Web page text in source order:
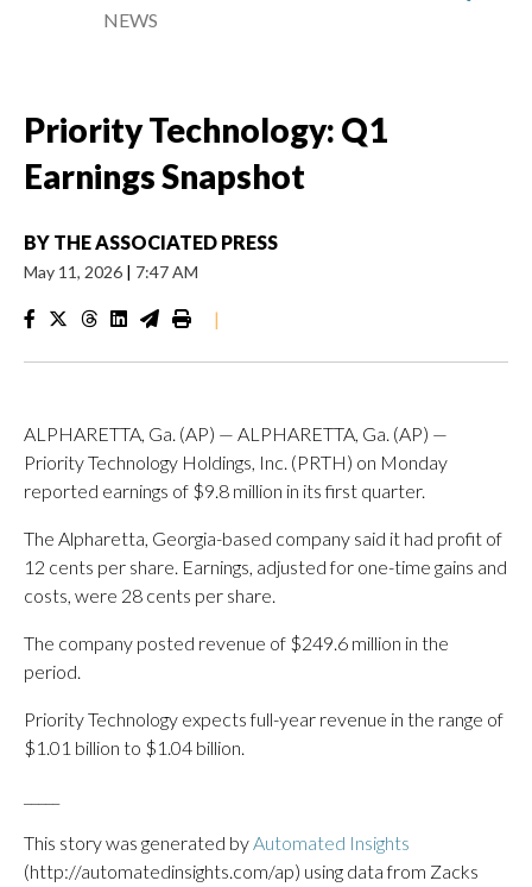
NEWS
Priority Technology: Q1
Earnings Snapshot
BY THE ASSOCIATED PRESS
May 11, 2026 | 7:47 AM
|
ALPHARETTA, Ga. (AP) — ALPHARETTA, Ga. (AP) —
Priority Technology Holdings, Inc. (PRTH) on Monday
reported earnings of $9.8 million in its first quarter.
The Alpharetta, Georgia-based company said it had profit of
12 cents per share. Earnings, adjusted for one-time gains and
costs, were 28 cents per share.
The company posted revenue of $249.6 million in the
period.
Priority Technology expects full-year revenue in the range of
$1.01 billion to $1.04 billion.
This story was generated byAutomated Insights
(http://automatedinsights.com/ap) using data from Zacks